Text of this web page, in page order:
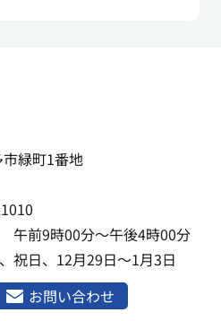
緑町1番地
午前9時00分～午後4時00分
祝日、12月29日～1月3日
お問い合わせ